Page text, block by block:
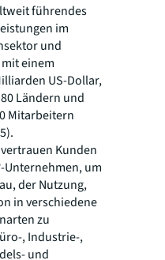
führendes
im
und
einem
US-Dollar,
Ländern und
Mitarbeitern
Kunden
Unternehmen, um
der Nutzung,
in verschiedene
zu
, Industrie-,
und